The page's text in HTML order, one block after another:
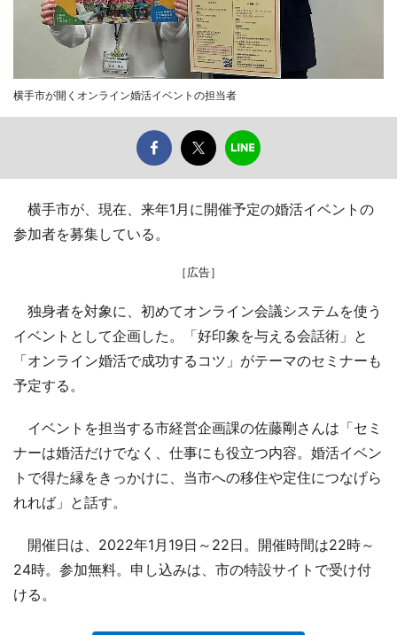
横手市が開くオンライン婚活イベントの担当者
横手市が、現在、来年1月に開催予定の婚活イベントの
参加者を募集している。
［広告］
独身者を対象に、初めてオンライン会議システムを使う
イベントとして企画した。「好印象を与える会話術」と
「オンライン婚活で成功するコツ」がテーマのセミナーも
予定する。
イベントを担当する市経営企画課の佐藤剛さんは「セミ
ナーは婚活だけでなく、仕事にも役立つ内容。婚活イベン
トで得た縁をきっかけに、当市への移住や定住につなげら
れれば」と話す。
開催日は、2022年1月19日～22日。開催時間は22時～
24時。参加無料。申し込みは、市の特設サイトで受け付
ける。